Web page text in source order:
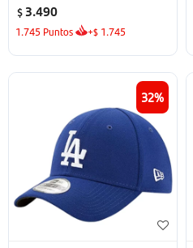
$ 3.490
1.745 Puntos +$ 1.745
32